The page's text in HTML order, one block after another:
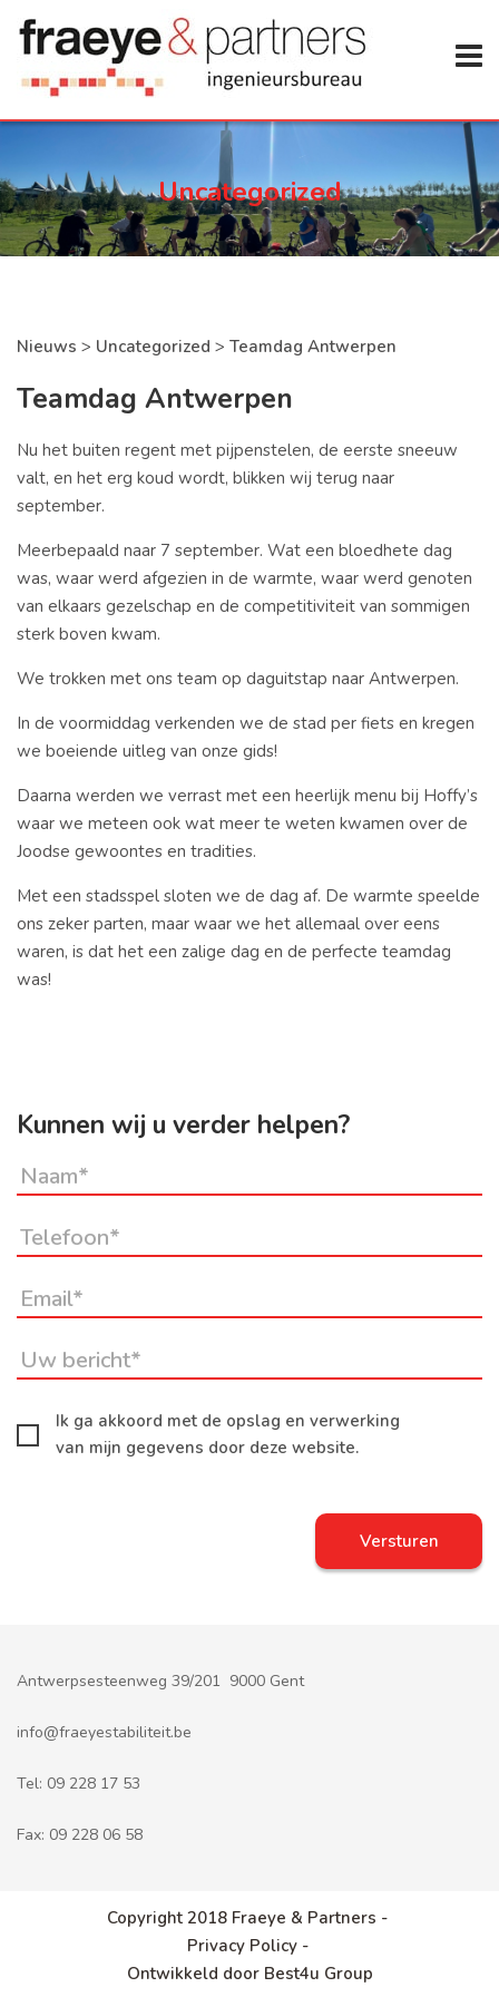
Uncategorized
Nieuws > Uncategorized > Teamdag Antwerpen
Teamdag Antwerpen
Nu het buiten regent met pijpenstelen, de eerste sneeuw
valt, en het erg koud wordt, blikken wij terug naar
september.
Meerbepaald naar 7 september. Wat een bloedhete dag
was, waar werd afgezien in de warmte, waar werd genoten
van elkaars gezelschap en de competitiviteit van sommigen
sterk boven kwam.
We trokken met ons team op daguitstap naar Antwerpen.
In de voormiddag verkenden we de stad per fiets en kregen
we boeiende uitleg van onze gids!
Daarna werden we verrast met een heerlijk menu bij Hoffy’s
waar we meteen ook wat meer te weten kwamen over de
Joodse gewoontes en tradities.
Met een stadsspel sloten we de dag af. De warmte speelde
ons zeker parten, maar waar we het allemaal over eens
waren, is dat het een zalige dag en de perfecte teamdag
was!
Kunnen wij u verder helpen?
Ik ga akkoord met de opslag en verwerking
van mijn gegevens door deze website.
Antwerpsesteenweg 39/201 9000 Gent
info@fraeyestabiliteit.be
Tel: 09 228 17 53
Fax: 09 228 06 58
Copyright 2018 Fraeye & Partners -
Privacy Policy -
Ontwikkeld door Best4u Group